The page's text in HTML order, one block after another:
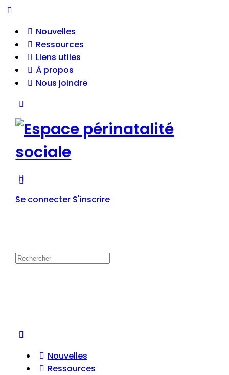
Nouvelles
Ressources
Liens utiles
À propos
Nous joindre
Se connecter S'inscrire
Nouvelles
Ressources